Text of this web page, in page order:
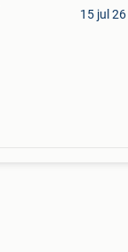
15 jul 26